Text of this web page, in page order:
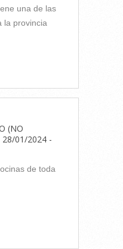
una de las
la provincia
(NO
28/01/2024 -
de toda